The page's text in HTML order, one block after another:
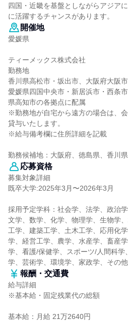
四国・近畿を基盤としながらアジア
に活躍するチャンスがあります。
開催地
愛媛県
ティーメックス株式会社
勤務地
香川県高松市・坂出市、大阪府大阪
愛媛県四国中央市・新居浜市・西条
県高知市の各拠点に配属
※勤務地が自宅から遠方の場合は、
貸与いたします。
※給与備考欄に住所詳細を記載
勤務候補地：大阪府、徳島県、香川
応募資格
募集対象詳細
既卒大学:2025年3月〜2026年3月
採用予定学科：社会学、法学、政治
文学、数学、化学、物理学、生物学
工学、建築工学、土木工学、応用化
学、経営工学、農学、水産学、畜産
学、看護/保健学、スポーツ/人間科
学、芸術学、環境学、家政学、その他
報酬・交通費
給与詳細
※基本給・固定残業代の総額
基本給：月給 21万2640円